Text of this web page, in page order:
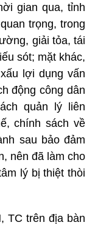
gian qua, tỉnh
trọng, trong
giải tỏa, tái
sót; mặt khác,
lợi dụng vấn
động công dân
quản lý liên
chính sách về
sau bảo đảm
nên đã làm cho
lý bị thiệt thòi
TC trên địa bàn